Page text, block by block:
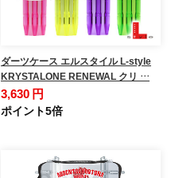
ダーツケース エルスタイル L-style
KRYSTALONE RENEWAL クリ …
3,630 円
ポイント5倍